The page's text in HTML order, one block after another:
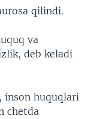
qilindi.
va
deb keladi
inson huquqlari
chetda